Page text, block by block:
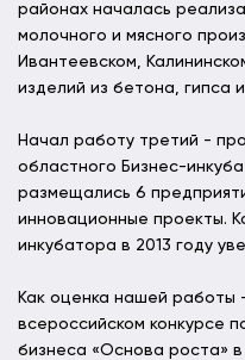
районах началась
молочного и мясного
Ивантеевском,
изделий из бетона, гипса
Начал работу третий -
областного Бизнес-
размещались 6
инновационные проекты.
инкубатора в 2013 году
Как оценка нашей работы
всероссийском конкурсе
бизнеса «Основа роста»